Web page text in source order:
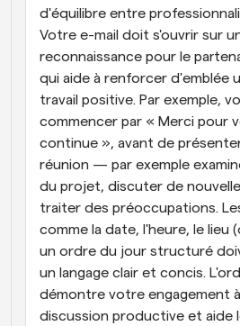
d'équilibre entre
Votre e-mail doit s'ouvrir sur
reconnaissance pour le
qui aide à renforcer d'emblée
travail positive. Par exemple,
commencer par « Merci pour
continue », avant de
réunion — par exemple
du projet, discuter de
traiter des préoccupations.
comme la date, l'heure, le lieu
un ordre du jour structuré
un langage clair et concis.
démontre votre engagement
discussion productive et aide